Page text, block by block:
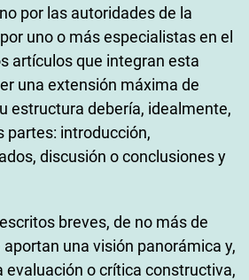
por las autoridades de la
uno o más especialistas en el
artículos que integran esta
una extensión máxima de
estructura debería, idealmente,
partes: introducción,
discusión o conclusiones y
breves, de no más de
una visión panorámica y,
o crítica constructiva,